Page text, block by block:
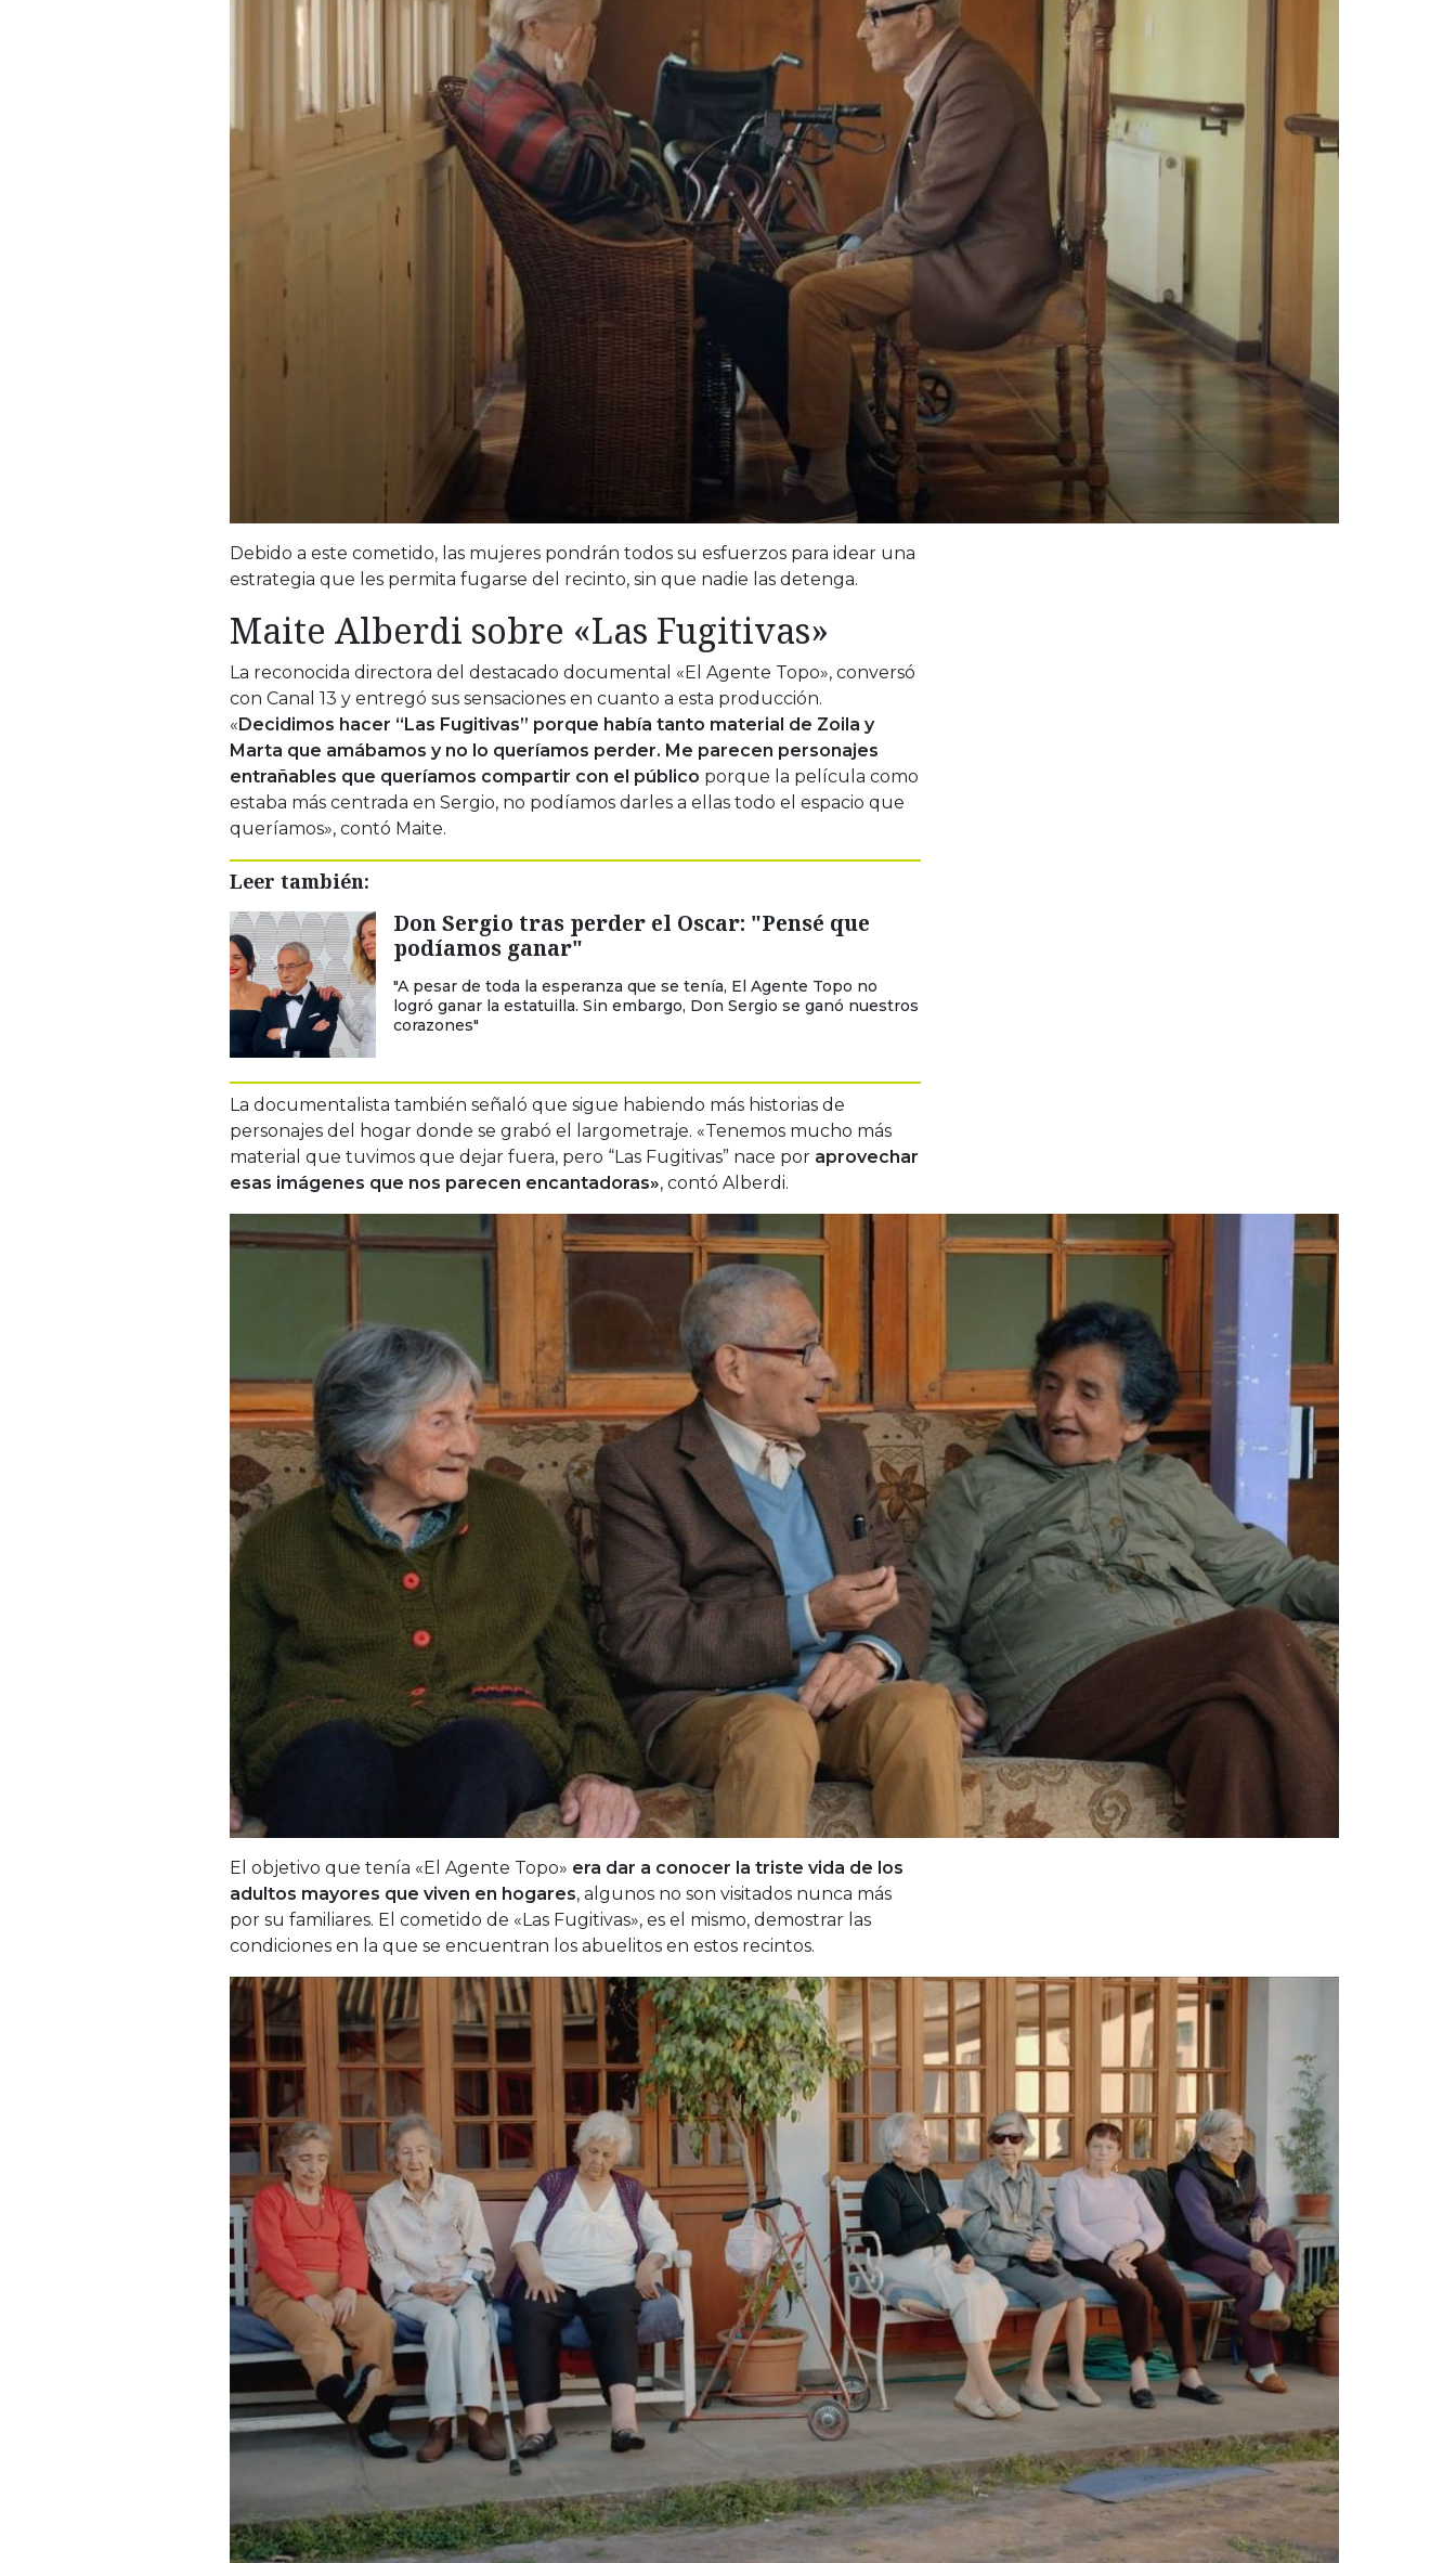
Debido a este cometido, las mujeres pondrán todos su esfuerzos para idear una
estrategia que les permita fugarse del recinto, sin que nadie las detenga.
Maite Alberdi sobre «Las Fugitivas»
La reconocida directora del destacado documental «El Agente Topo», conversó
con Canal 13 y entregó sus sensaciones en cuanto a esta producción.
«Decidimos hacer “Las Fugitivas” porque había tanto material de Zoila y
Marta que amábamos y no lo queríamos perder. Me parecen personajes
entrañables que queríamos compartir con el público porque la película como
estaba más centrada en Sergio, no podíamos darles a ellas todo el espacio que
queríamos», contó Maite.
Leer también:
Don Sergio tras perder el Oscar: "Pensé que
podíamos ganar"
"A pesar de toda la esperanza que se tenía, El Agente Topo no
logró ganar la estatuilla. Sin embargo, Don Sergio se ganó nuestros
corazones"
La documentalista también señaló que sigue habiendo más historias de
personajes del hogar donde se grabó el largometraje. «Tenemos mucho más
material que tuvimos que dejar fuera, pero “Las Fugitivas” nace por aprovechar
esas imágenes que nos parecen encantadoras», contó Alberdi.
El objetivo que tenía «El Agente Topo» era dar a conocer la triste vida de los
adultos mayores que viven en hogares, algunos no son visitados nunca más
por su familiares. El cometido de «Las Fugitivas», es el mismo, demostrar las
condiciones en la que se encuentran los abuelitos en estos recintos.